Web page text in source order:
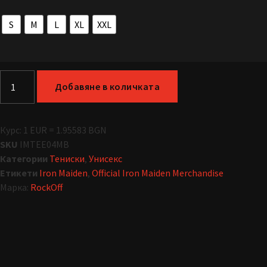
S M L XL XXL
Добавяне в количката
Курс: 1 EUR = 1.95583 BGN
SKU IMTEE04MB
Категории Тениски, Унисекс
Етикети Iron Maiden, Official Iron Maiden Merchandise
Марка: RockOff